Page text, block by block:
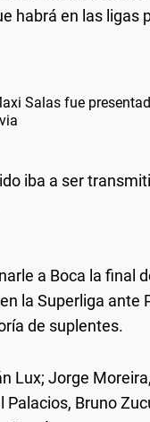
habrá en las ligas
Salas fue
iba a ser
a Boca la final
la Superliga ante
de suplentes.
Lux; Jorge
Palacios, Bruno